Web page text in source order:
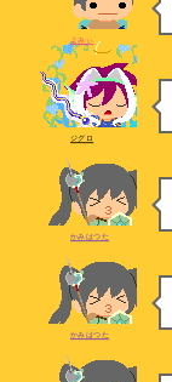
よみぃ
ジグロ
かみはつた
かみはつた